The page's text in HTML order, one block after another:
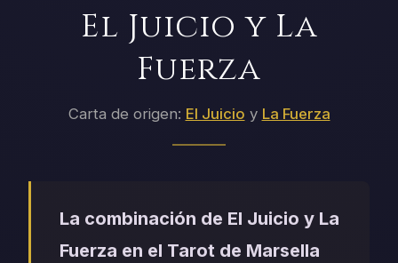
El Juicio y La
Fuerza
Carta de origen: El Juicio y La Fuerza
La combinación de El Juicio y La
Fuerza en el Tarot de Marsella